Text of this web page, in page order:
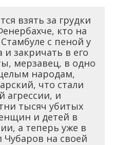
взять за грудки
кто на
с пеной у
закричать в его
мерзавец, в одно
народам,
что стали
агрессии, и
тысяч убитых
и детей в
а теперь уже в
Чубаров на своей